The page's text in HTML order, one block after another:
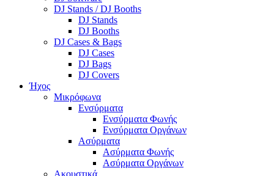
DJ Stands / DJ Booths
DJ Stands
DJ Booths
DJ Cases & Bags
DJ Cases
DJ Bags
DJ Covers
Ήχος
Μικρόφωνα
Ενσύρματα
Ενσύρματα Φωνής
Ενσύρματα Οργάνων
Ασύρματα
Ασύρματα Φωνής
Ασύρματα Οργάνων
Ακουστικά